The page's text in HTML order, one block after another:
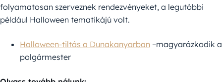
folyamatosan szerveznek rendezvényeket, a legutóbbi
például Halloween tematikájú volt.
Halloween-tiltás a Dunakanyarban –magyarázkodik a
polgármester